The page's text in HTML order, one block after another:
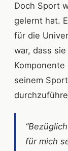
Doch Sport
gelernt hat.
für die
war, dass
seinem
für mich